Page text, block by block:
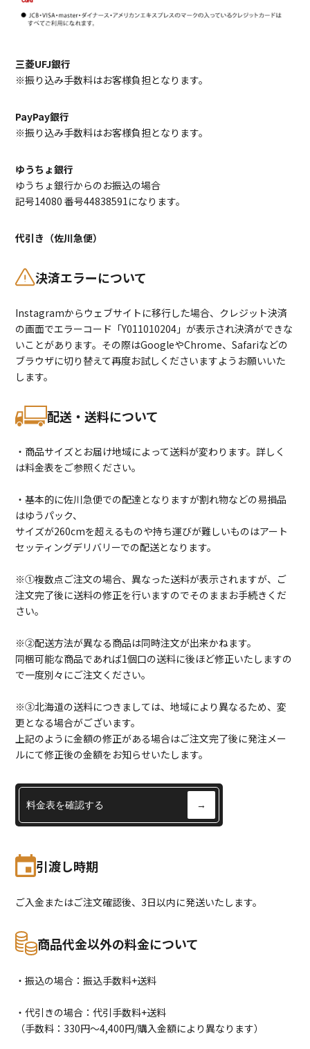
三菱UFJ銀行
※振り込み手数料はお客様負担となります。
PayPay銀行
※振り込み手数料はお客様負担となります。
ゆうちょ銀行
ゆうちょ銀行からのお振込の場合
記号14080 番号44838591になります。
代引き（佐川急便）
決済エラーについて
Instagramからウェブサイトに移行した場合、クレジット決済
の画面でエラーコード「Y011010204」が表示され決済ができな
いことがあります。その際はGoogleやChrome、Safariなどの
ブラウザに切り替えて再度お試しくださいますようお願いいた
します。
配送・送料について
・商品サイズとお届け地域によって送料が変わります。詳しく
は料金表をご参照ください。
・基本的に佐川急便での配達となりますが割れ物などの易損品
はゆうパック、
サイズが260cmを超えるものや持ち運びが難しいものはアート
セッティングデリバリーでの配送となります。
※①複数点ご注文の場合、異なった送料が表示されますが、ご
注文完了後に送料の修正を行いますのでそのままお手続きくだ
さい。
※②配送方法が異なる商品は同時注文が出来かねます。
同梱可能な商品であれば1個口の送料に後ほど修正いたしますの
で一度別々にご注文ください。
※③北海道の送料につきましては、地域により異なるため、変
更となる場合がございます。
上記のように金額の修正がある場合はご注文完了後に発注メー
ルにて修正後の金額をお知らせいたします。
料金表を確認する →
引渡し時期
ご入金またはご注文確認後、3日以内に発送いたします。
商品代金以外の料金について
・振込の場合：振込手数料+送料
・代引きの場合：代引手数料+送料
（手数料：330円〜4,400円/購入金額により異なります）